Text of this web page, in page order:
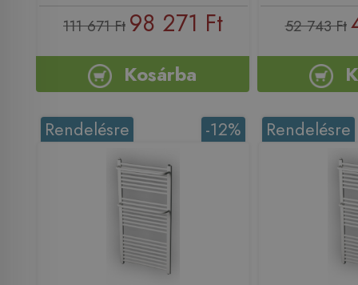
111 671 Ft 98 271 Ft
Kosárba
52 743 Ft
-12%
Rendelésre Rendelésre